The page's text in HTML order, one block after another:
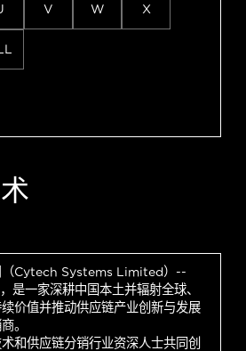
V W X
（Cytech Systems Limited）--
是一家深耕中国本土并辐射全球、
价值并推动供应链产业创新与发展
。
和供应链分销行业资深人士共同创